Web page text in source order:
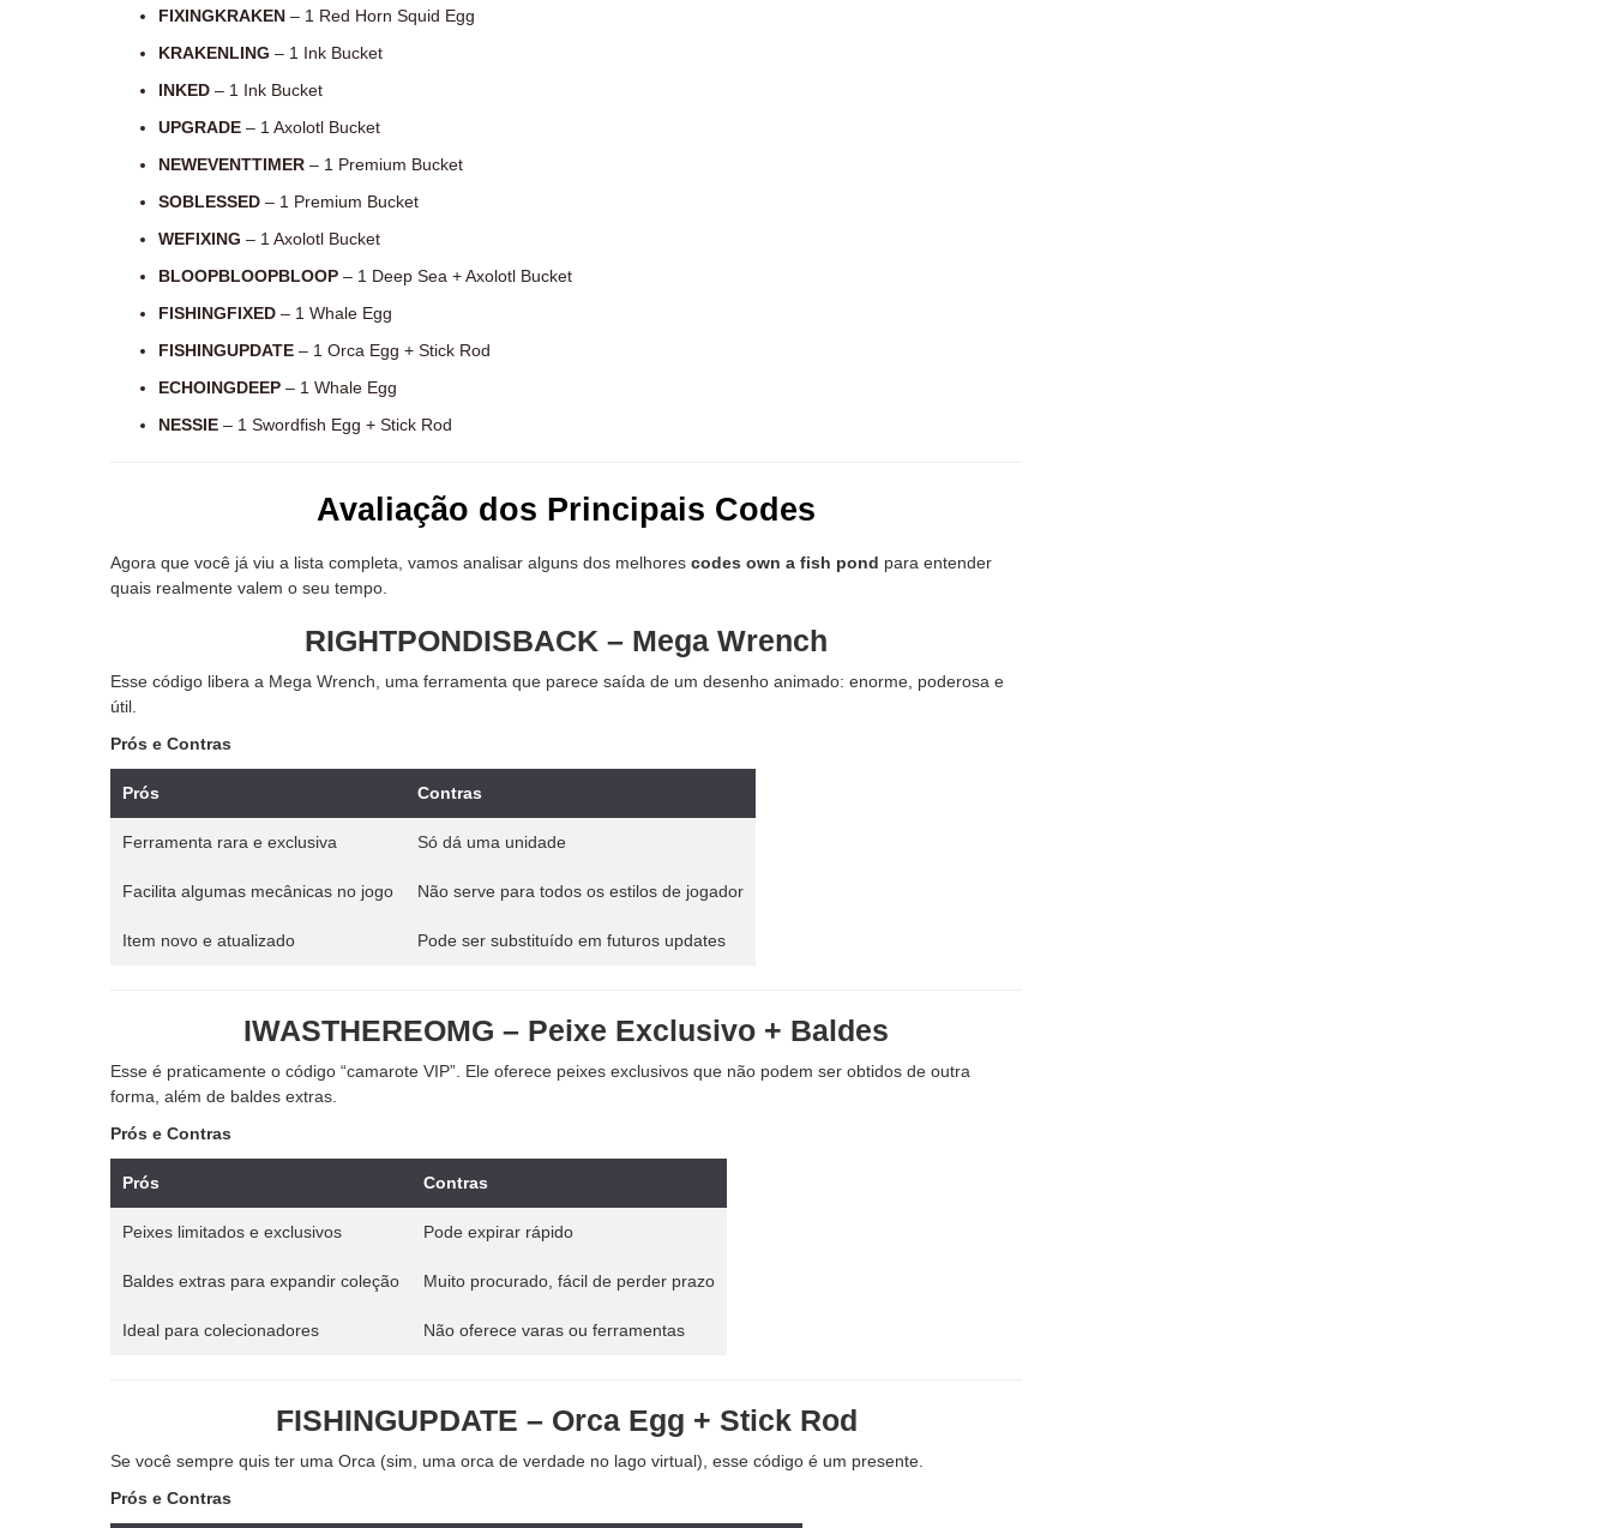
FIXINGKRAKEN – 1 Red Horn Squid Egg
KRAKENLING – 1 Ink Bucket
INKED – 1 Ink Bucket
UPGRADE – 1 Axolotl Bucket
NEWEVENTTIMER – 1 Premium Bucket
SOBLESSED – 1 Premium Bucket
WEFIXING – 1 Axolotl Bucket
BLOOPBLOOPBLOOP – 1 Deep Sea + Axolotl Bucket
FISHINGFIXED – 1 Whale Egg
FISHINGUPDATE – 1 Orca Egg + Stick Rod
ECHOINGDEEP – 1 Whale Egg
NESSIE – 1 Swordfish Egg + Stick Rod
Avaliação dos Principais Codes
Agora que você já viu a lista completa, vamos analisar alguns dos melhores codes own a fish pond para entender
quais realmente valem o seu tempo.
RIGHTPONDISBACK – Mega Wrench
Esse código libera a Mega Wrench, uma ferramenta que parece saída de um desenho animado: enorme, poderosa e
útil.
Prós e Contras
Prós Contras
Ferramenta rara e exclusiva Só dá uma unidade
Facilita algumas mecânicas no jogo Não serve para todos os estilos de jogador
Item novo e atualizado Pode ser substituído em futuros updates
IWASTHEREOMG – Peixe Exclusivo + Baldes
Esse é praticamente o código “camarote VIP”. Ele oferece peixes exclusivos que não podem ser obtidos de outra
forma, além de baldes extras.
Prós e Contras
Prós Contras
Peixes limitados e exclusivos Pode expirar rápido
Baldes extras para expandir coleção Muito procurado, fácil de perder prazo
Ideal para colecionadores Não oferece varas ou ferramentas
FISHINGUPDATE – Orca Egg + Stick Rod
Se você sempre quis ter uma Orca (sim, uma orca de verdade no lago virtual), esse código é um presente.
Prós e Contras